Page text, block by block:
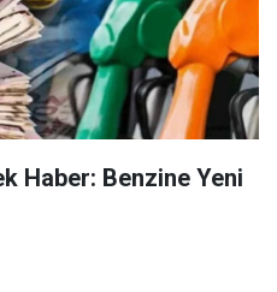
Haber: Benzine Yeni